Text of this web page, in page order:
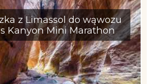
z Limassol do wąwozu
Kanyon Mini Marathon